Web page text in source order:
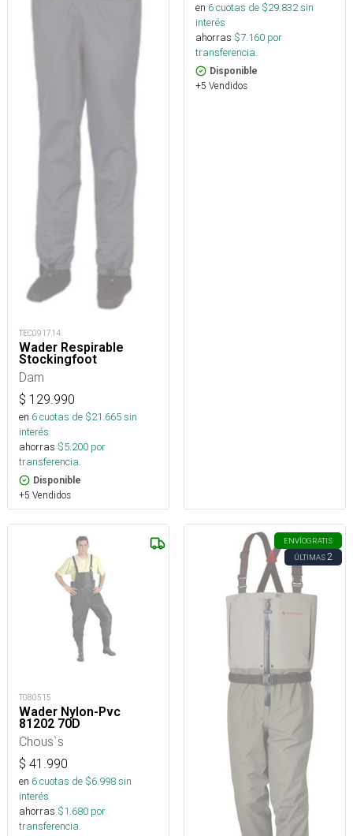
TEC091714
Wader Respirable
Stockingfoot
Dam
$ 129.990
en 6cuotas de $21.665sin
interés
ahorras $5.200 por
transferencia.
Disponible
+5 Vendidos
en 6cuotas de $29.832sin
interés
ahorras $7.160 por
transferencia.
Disponible
+5 Vendidos
T080515
Wader Nylon-Pvc
81202 70D
Chous`s
$ 41.990
en 6cuotas de $6.998sin
interés
ahorras $1.680 por
transferencia.
ENVÍOGRATIS
ÚLTIMAS2